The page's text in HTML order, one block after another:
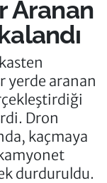
Aranan
yerde aranan
Dron
kaçmaya
durduruldu.